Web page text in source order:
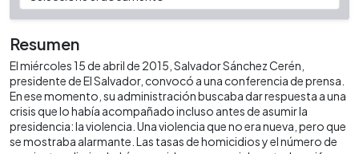
Resumen
El miércoles 15 de abril de 2015, Salvador Sánchez Cerén,
presidente de El Salvador, convocó a una conferencia de prensa.
En ese momento, su administración buscaba dar respuesta a una
crisis que lo había acompañado incluso antes de asumir la
presidencia: la violencia. Una violencia que no era nueva, pero que
se mostraba alarmante. Las tasas de homicidios y el número de